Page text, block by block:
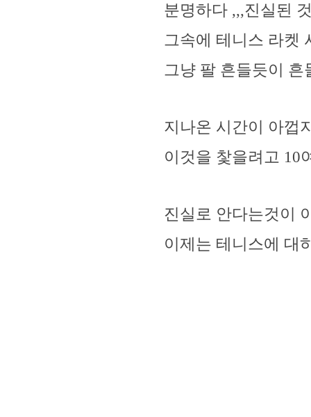
분명하다 ,,,진실된
그속에 테니스 라켓
그냥 팔 흔들듯이 흔
지나온 시간이 아껍
이것을 찿을려고 10
진실로 안다는것이
이제는 테니스에 대